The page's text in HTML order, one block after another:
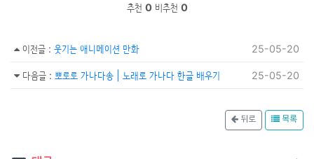
추천 0 비추천 0
이전글 : 웃기는 애니메이션 만화 25-05-20
다음글 : 뽀로로 가나다송 | 노래로 가나다 한글 배우기 25-05-20
뒤로 목록